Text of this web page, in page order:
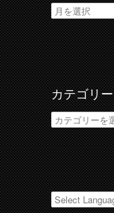
ア
ー
カ
イ
ブ
カテゴリー
カ
テ
ゴ
リ
ー